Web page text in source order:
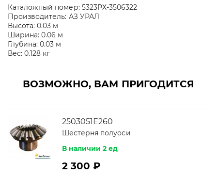
Каталожный номер: 5323РХ-3506322
Производитель: АЗ УРАЛ
Высота: 0.03 м
Ширина: 0.06 м
Глубина: 0.03 м
Вес: 0.128 кг
ВОЗМОЖНО, ВАМ ПРИГОДИТСЯ
2503051Е260
Шестерня полуоси
В наличии 2 ед
2 300 ₽